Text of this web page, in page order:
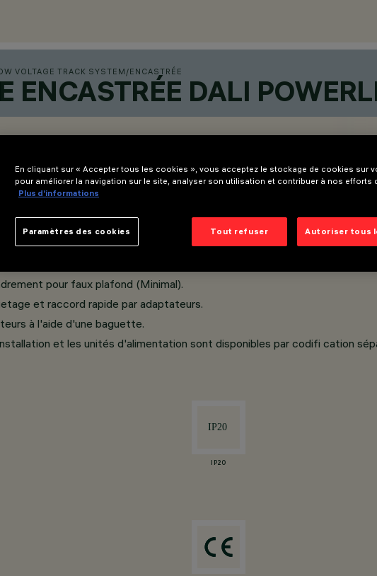
VOLTAGE TRACK SYSTEM /ENCASTRÉE
ENCASTRÉE DALI
pour faux plafond (Minimal).
et raccord rapide par adaptateurs.
à l'aide d'une baguette.
et les unités d'alimentation sont disponibles par codifi cation
IP20
En cliquant sur « Accepter tous les cookies », vous acceptez le stockage de cookies sur
pour améliorer la navigation sur le site, analyser son utilisation et contribuer à nos efforts
Plus d’informations
Tout refuser Autoriser tous
Paramètres des cookies